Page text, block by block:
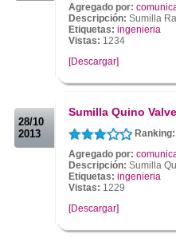
Agregado por:
Descripción: Sumilla
Etiquetas: ingenieria
Vistas: 1234
[Descargar]
28/10
2013
Sumilla Quino
Agregado por:
Descripción: Sumilla
Etiquetas: ingenieria
Vistas: 1229
[Descargar]